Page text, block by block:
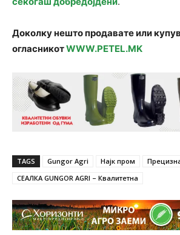
Доколку нешто продавате или
огласникотWWW.PETEL.MK
TAGS Gungor Agri Најк пром
СЕАЛКА GUNGOR AGRI – Квалитетна